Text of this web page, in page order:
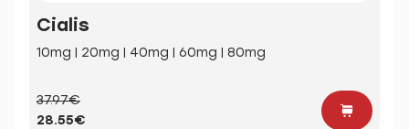
Cialis
10mg | 20mg | 40mg | 60mg | 80mg
37.97€
28.55€